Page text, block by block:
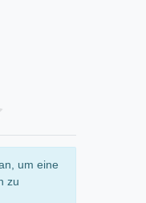
um eine
zu